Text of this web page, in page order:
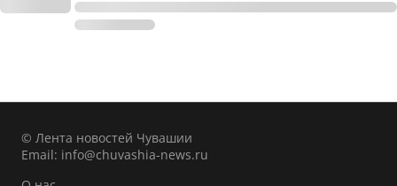
© Лента новостей Чувашии
Email: info@chuvashia-news.ru